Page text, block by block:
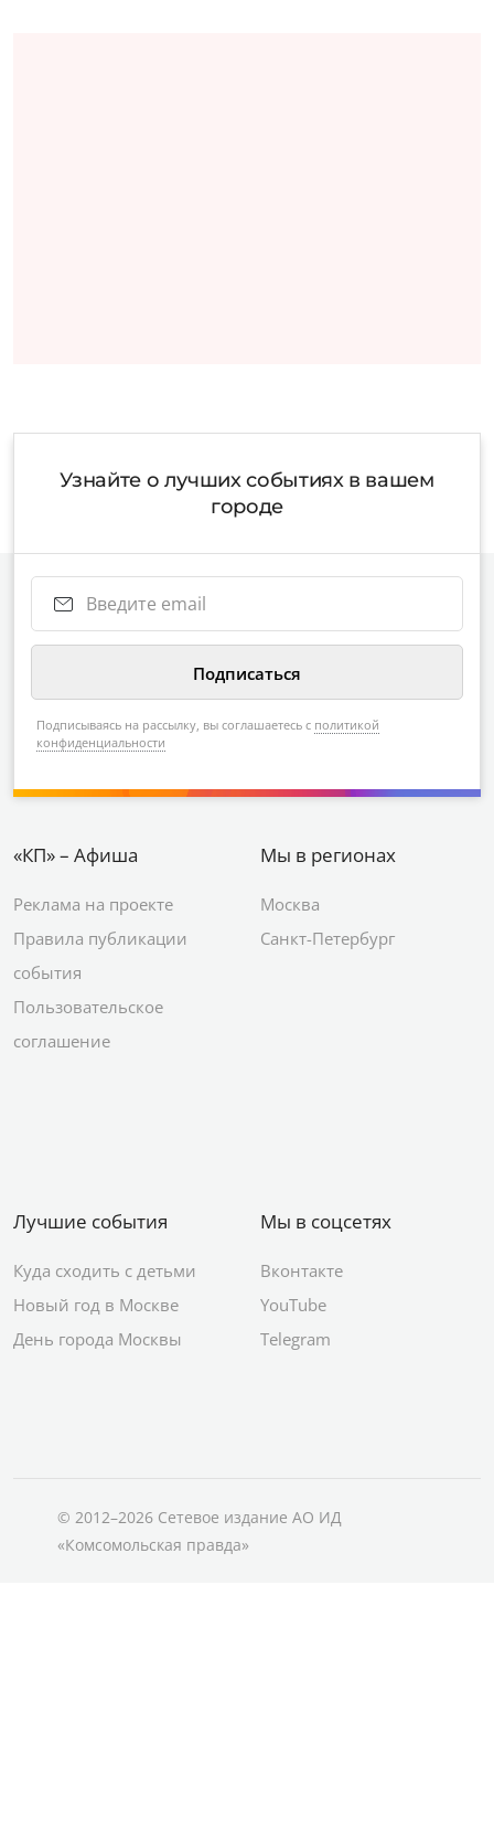
Узнайте о лучших событиях в вашем
городе
Подписываясь на рассылку, вы соглашаетесь с политикой
конфиденциальности
«КП» – Афиша
Реклама на проекте
Правила публикации
события
Пользовательское
соглашение
Мы в регионах
Москва
Санкт-Петербург
Лучшие события
Куда сходить с детьми
Новый год в Москве
День города Москвы
Мы в соцсетях
Вконтакте
YouTube
Telegram
© 2012–2026 Сетевое издание АО ИД
«Комсомольская правда»